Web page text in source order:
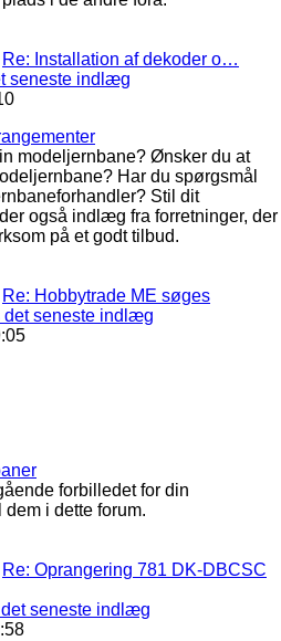
Re: Installation af dekoder o…
seneste indlæg
modeljernbane? Ønsker du at
Har du spørgsmål
Stil dit
også indlæg fra forretninger, der
på et godt tilbud.
Re: Hobbytrade ME søges
det seneste indlæg
forbilledet for din
i dette forum.
Re: Oprangering 781 DK-DBCSC
seneste indlæg